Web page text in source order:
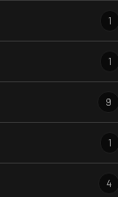
1
1
9
1
4